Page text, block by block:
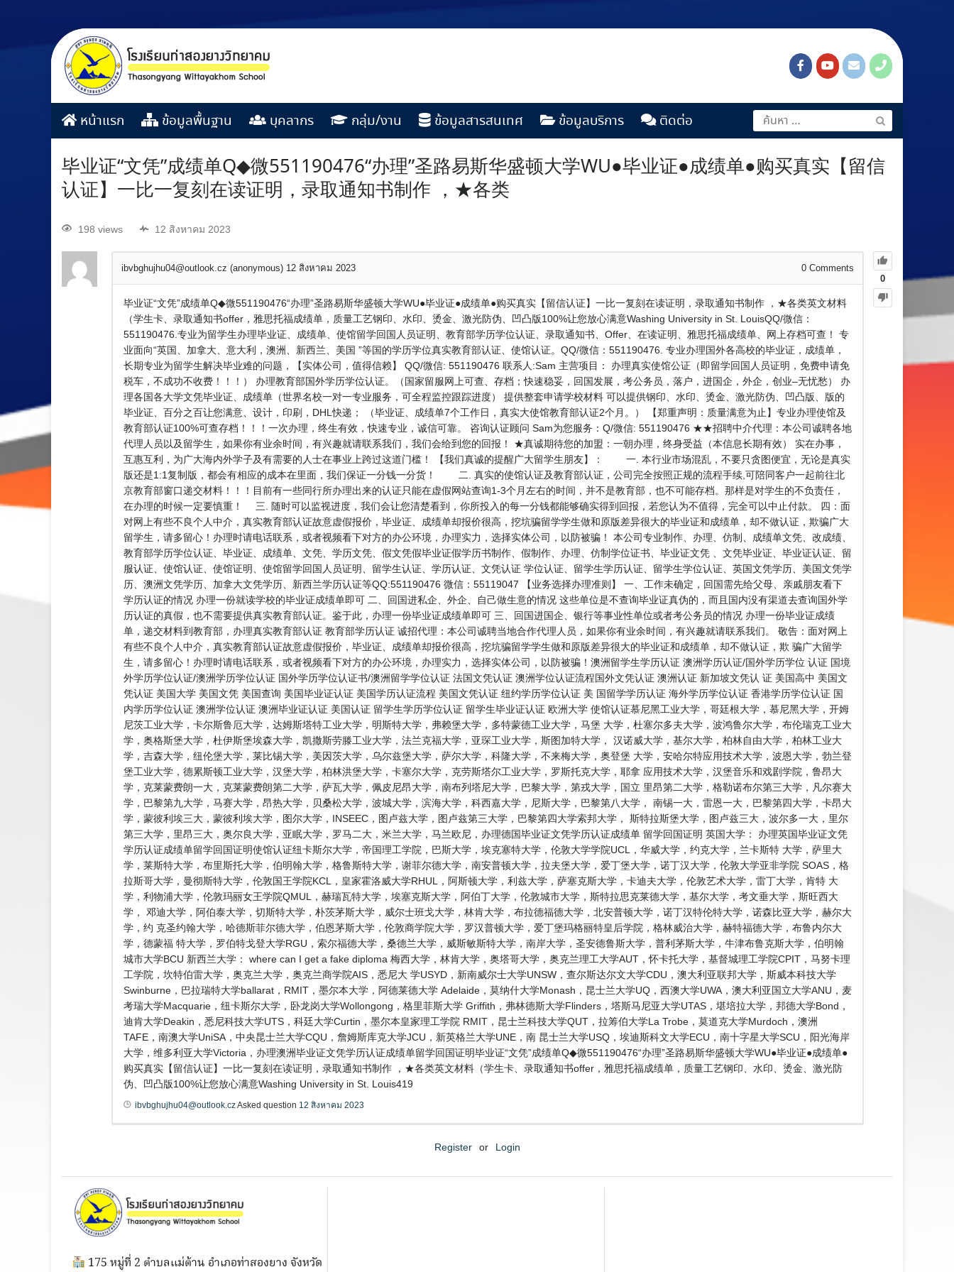
หน้าแรก ข้อมูลพื้นฐาน บุคลากร กลุ่ม/งาน ข้อมูลสารสนเทศ ข้อมูลบริการ ติดต่อ
毕业证“文凭”成绩单Q◆微551190476“办理”圣路易斯华盛顿大学WU●毕业证●成绩单●购买真实【留信
认证】一比一复刻在读证明，录取通知书制作 ，★各类
198 views 12 สิงหาคม 2023
0
ibvbghujhu04@outlook.cz (anonymous) 12 สิงหาคม 2023 0 Comments
毕业证“文凭”成绩单Q◆微551190476“办理”圣路易斯华盛顿大学WU●毕业证●成绩单●购买真实【留信认证】一比一复刻在读证明，录取通知书制作 ，★各类英文材料
（学生卡、录取通知书offer，雅思托福成绩单，质量工艺钢印、水印、烫金、激光防伪、凹凸版100%让您放心满意Washing University in St. LouisQQ/微信：
551190476.专业为留学生办理毕业证、成绩单、使馆留学回国人员证明、教育部学历学位认证、录取通知书、Offer、在读证明、雅思托福成绩单、网上存档可查！ 专
业面向“英国、加拿大、意大利，澳洲、新西兰、美国 ”等国的学历学位真实教育部认证、使馆认证。QQ/微信：551190476. 专业办理国外各高校的毕业证，成绩单，
长期专业为留学生解决毕业难的问题，【实体公司，值得信赖】 QQ/微信: 551190476 联系人:Sam 主营项目： 办理真实使馆公证（即留学回国人员证明，免费申请免
税车，不成功不收费！！！） 办理教育部国外学历学位认证。（国家留服网上可查、存档；快速稳妥，回国发展，考公务员，落户，进国企，外企，创业–无忧愁） 办
理各国各大学文凭毕业证、成绩单（世界名校一对一专业服务，可全程监控跟踪进度） 提供整套申请学校材料 可以提供钢印、水印、烫金、激光防伪、凹凸版、版的
毕业证、百分之百让您满意、设计，印刷，DHL快递； （毕业证、成绩单7个工作日，真实大使馆教育部认证2个月。） 【郑重声明：质量满意为止】专业办理使馆及
教育部认证100%可查存档！！！一次办理，终生有效，快速专业，诚信可靠。 咨询认证顾问 Sam为您服务：Q/微信: 551190476 ★★招聘中介代理：本公司诚聘各地
代理人员以及留学生，如果你有业余时间，有兴趣就请联系我们，我们会给到您的回报！ ★真诚期待您的加盟：一朝办理，终身受益（本信息长期有效） 实在办事，
互惠互利，为广大海内外学子及有需要的人士在事业上跨过这道门槛！ 【我们真诚的提醒广大留学生朋友】： 一. 本行业市场混乱，不要只贪图便宜，无论是真实
版还是1:1复制版，都会有相应的成本在里面，我们保证一分钱一分货！ 二. 真实的使馆认证及教育部认证，公司完全按照正规的流程手续,可陪同客户一起前往北
京教育部窗口递交材料！！！目前有一些同行所办理出来的认证只能在虚假网站查询1-3个月左右的时间，并不是教育部，也不可能存档。那样是对学生的不负责任，
在办理的时候一定要慎重！ 三. 随时可以监视进度，我们会让您清楚看到，你所投入的每一分钱都能够确实得到回报，若您认为不值得，完全可以中止付款。 四：面
对网上有些不良个人中介，真实教育部认证故意虚假报价，毕业证、成绩单却报价很高，挖坑骗留学学生做和原版差异很大的毕业证和成绩单，却不做认证，欺骗广大
留学生，请多留心！办理时请电话联系，或者视频看下对方的办公环境，办理实力，选择实体公司，以防被骗！ 本公司专业制作、办理、仿制、成绩单文凭、改成绩、
教育部学历学位认证、毕业证、成绩单、文凭、学历文凭、假文凭假毕业证假学历书制作、假制作、办理、仿制学位证书、毕业证文凭 、文凭毕业证、毕业证认证、留
服认证、使馆认证、使馆证明、使馆留学回国人员证明、留学生认证、学历认证、文凭认证 学位认证、留学生学历认证、留学生学位认证、英国文凭学历、美国文凭学
历、澳洲文凭学历、加拿大文凭学历、新西兰学历认证等QQ:551190476 微信：55119047 【业务选择办理准则】 一、工作未确定，回国需先给父母、亲戚朋友看下
学历认证的情况 办理一份就读学校的毕业证成绩单即可 二、回国进私企、外企、自己做生意的情况 这些单位是不查询毕业证真伪的，而且国内没有渠道去查询国外学
历认证的真假，也不需要提供真实教育部认证。鉴于此，办理一份毕业证成绩单即可 三、回国进国企、银行等事业性单位或者考公务员的情况 办理一份毕业证成绩
单，递交材料到教育部，办理真实教育部认证 教育部学历认证 诚招代理：本公司诚聘当地合作代理人员，如果你有业余时间，有兴趣就请联系我们。 敬告：面对网上
有些不良个人中介，真实教育部认证故意虚假报价，毕业证、成绩单却报价很高，挖坑骗留学学生做和原版差异很大的毕业证和成绩单，却不做认证，欺 骗广大留学
生，请多留心！办理时请电话联系，或者视频看下对方的办公环境，办理实力，选择实体公司，以防被骗！澳洲留学生学历认证 澳洲学历认证/国外学历学位 认证 国境
外学历学位认证/澳洲学历学位认证 国外学历学位认证书/澳洲留学学位认证 法国文凭认证 澳洲学位认证流程国外文凭认证 澳洲认证 新加坡文凭认 证 美国高中 美国文
凭认证 美国大学 美国文凭 美国查询 美国毕业证认证 美国学历认证流程 美国文凭认证 纽约学历学位认证 美 国留学学历认证 海外学历学位认证 香港学历学位认证 国
内学历学位认证 澳洲学位认证 澳洲毕业证认证 美国认证 留学生学历学位认证 留学生毕业证认证 欧洲大学 使馆认证慕尼黑工业大学，哥廷根大学，慕尼黑大学，开姆
尼茨工业大学，卡尔斯鲁厄大学，达姆斯塔特工业大学，明斯特大学，弗赖堡大学，多特蒙德工业大学，马堡 大学，杜塞尔多夫大学，波鸿鲁尔大学，布伦瑞克工业大
学，奥格斯堡大学，杜伊斯堡埃森大学，凯撒斯劳滕工业大学，法兰克福大学，亚琛工业大学，斯图加特大学， 汉诺威大学，基尔大学，柏林自由大学，柏林工业大
学，吉森大学，纽伦堡大学，莱比锡大学，美因茨大学，乌尔兹堡大学，萨尔大学，科隆大学，不来梅大学，奥登堡 大学，安哈尔特应用技术大学，波恩大学，勃兰登
堡工业大学，德累斯顿工业大学，汉堡大学，柏林洪堡大学，卡塞尔大学，克劳斯塔尔工业大学，罗斯托克大学，耶拿 应用技术大学，汉堡音乐和戏剧学院，鲁昂大
学，克莱蒙费朗一大，克莱蒙费朗第二大学，萨瓦大学，佩皮尼昂大学，南布列塔尼大学，巴黎大学，第戎大学，国立 里昂第二大学，格勒诺布尔第三大学，凡尔赛大
学，巴黎第九大学，马赛大学，昂热大学，贝桑松大学，波城大学，滨海大学，科西嘉大学，尼斯大学，巴黎第八大学， 南锡一大，雷恩一大，巴黎第四大学，卡昂大
学，蒙彼利埃三大，蒙彼利埃大学，图尔大学，INSEEC，图卢兹大学，图卢兹第三大学，巴黎第四大学索邦大学， 斯特拉斯堡大学，图卢兹三大，波尔多一大，里尔
第三大学，里昂三大，奥尔良大学，亚眠大学，罗马二大，米兰大学，马兰欧尼，办理德国毕业证文凭学历认证成绩单 留学回国证明 英国大学： 办理英国毕业证文凭
学历认证成绩单留学回国证明使馆认证纽卡斯尔大学，帝国理工学院，巴斯大学，埃克塞特大学，伦敦大学学院UCL，华威大学，约克大学，兰卡斯特 大学，萨里大
学，莱斯特大学，布里斯托大学，伯明翰大学，格鲁斯特大学，谢菲尔德大学，南安普顿大学，拉夫堡大学，爱丁堡大学，诺丁汉大学，伦敦大学亚非学院 SOAS，格
拉斯哥大学，曼彻斯特大学，伦敦国王学院KCL，皇家霍洛威大学RHUL，阿斯顿大学，利兹大学，萨塞克斯大学，卡迪夫大学，伦敦艺术大学，雷丁大学，肯特 大
学，利物浦大学，伦敦玛丽女王学院QMUL，赫瑞瓦特大学，埃塞克斯大学，阿伯丁大学，伦敦城市大学，斯特拉思克莱德大学，基尔大学，考文垂大学，斯旺西大
学， 邓迪大学，阿伯泰大学，切斯特大学，朴茨茅斯大学，威尔士班戈大学，林肯大学，布拉德福德大学，北安普顿大学，诺丁汉特伦特大学，诺森比亚大学，赫尔大
学，约 克圣约翰大学，哈德斯菲尔德大学，伯恩茅斯大学，伦敦商学院大学，罗汉普顿大学，爱丁堡玛格丽特皇后学院，格林威治大学，赫特福德大学，布鲁内尔大
学，德蒙福 特大学，罗伯特戈登大学RGU，索尔福德大学，桑德兰大学，威斯敏斯特大学，南岸大学，圣安德鲁斯大学，普利茅斯大学，牛津布鲁克斯大学，伯明翰
城市大学BCU 新西兰大学： where can I get a fake diploma 梅西大学，林肯大学，奥塔哥大学，奥克兰理工大学AUT，怀卡托大学，基督城理工学院CPIT，马努卡理
工学院，坎特伯雷大学，奥克兰大学，奥克兰商学院AIS，悉尼大 学USYD，新南威尔士大学UNSW，查尔斯达尔文大学CDU，澳大利亚联邦大学，斯威本科技大学
Swinburne，巴拉瑞特大学ballarat，RMIT，墨尔本大学，阿德莱德大学 Adelaide，莫纳什大学Monash，昆士兰大学UQ，西澳大学UWA，澳大利亚国立大学ANU，麦
考瑞大学Macquarie，纽卡斯尔大学，卧龙岗大学Wollongong，格里菲斯大学 Griffith，弗林德斯大学Flinders，塔斯马尼亚大学UTAS，堪培拉大学，邦德大学Bond，
迪肯大学Deakin，悉尼科技大学UTS，科廷大学Curtin，墨尔本皇家理工学院 RMIT，昆士兰科技大学QUT，拉筹伯大学La Trobe，莫道克大学Murdoch，澳洲
TAFE，南澳大学UniSA，中央昆士兰大学CQU，詹姆斯库克大学JCU，新英格兰大学UNE，南 昆士兰大学USQ，埃迪斯科文大学ECU，南十字星大学SCU，阳光海岸
大学，维多利亚大学Victoria，办理澳洲毕业证文凭学历认证成绩单留学回国证明毕业证“文凭”成绩单Q◆微551190476“办理”圣路易斯华盛顿大学WU●毕业证●成绩单●
购买真实【留信认证】一比一复刻在读证明，录取通知书制作 ，★各类英文材料（学生卡、录取通知书offer，雅思托福成绩单，质量工艺钢印、水印、烫金、激光防
伪、凹凸版100%让您放心满意Washing University in St. Louis419
ibvbghujhu04@outlook.czAsked question 12 สิงหาคม 2023
Register or Login
175 หมู่ที่ 2 ตำบลแม่ต้าน อำเภอท่าสองยาง จังหวัด